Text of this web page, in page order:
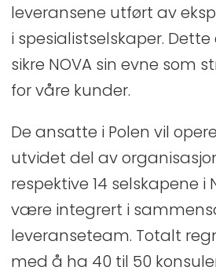
leveransene utført av
i spesialistselskaper.
sikre NOVA sin evne som
for våre kunder.
De ansatte i Polen vil
utvidet del av
respektive 14 selskapene i
være integrert i
leveranseteam. Totalt
med å ha 40 til 50